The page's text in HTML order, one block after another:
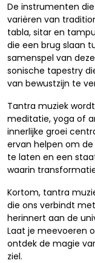
De instrumenten
variëren van
tabla, sitar en
die een brug slaan
samenspel van
sonische tapestry
van bewustzijn te
Tantra muziek
meditatie, yoga of
innerlijke groei
ervan helpen om
te laten en een
waarin
Kortom, tantra
die ons verbindt
herinnert aan de
Laat je meevoeren
ontdek de magie
ziel.